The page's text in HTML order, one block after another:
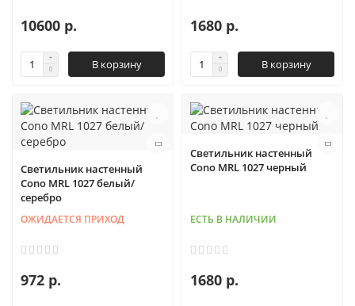
10600 р.
В корзину
1680 р.
В корзину
Светильник настенный
Cono MRL 1027 белый/
серебро
ОЖИДАЕТСЯ ПРИХОД
972 р.
Светильник настенный
Cono MRL 1027 черный
ЕСТЬ В НАЛИЧИИ
1680 р.